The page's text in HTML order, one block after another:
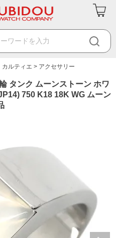
カルティエ アクセサリー
タンク ムーンストーン ホワ
750 K18 18K WG ムーン